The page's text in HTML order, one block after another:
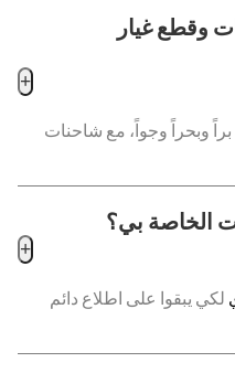
وقطع غيار
+
براً وبحراً وجواً، مع شاحنات
الخاصة بي؟
+
لكي يبقوا على اطلاع دائم